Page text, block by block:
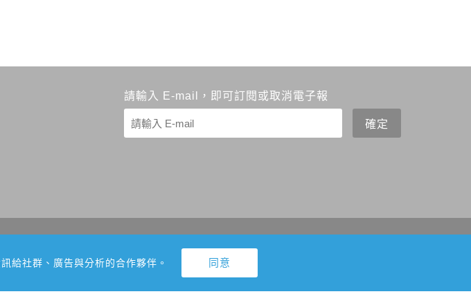
給社群、廣告與分析的合作夥伴。
請輸入 E-mail，即可訂閱或取消電子報
Greatest Idea Strategy Co.,Ltd
站建議使用Chrome、FireFox、Edge等瀏覽器及以1920x1080解析度，以獲得最佳瀏覽體驗